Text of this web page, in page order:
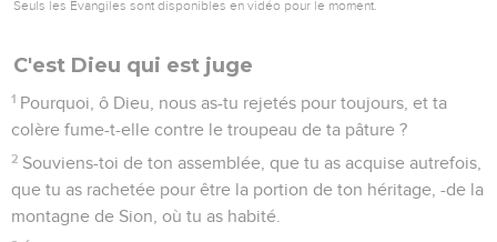
c'est toi qui les as formés.
qu'un peuple insensé a méprisé ton nom.
n'oublie pas à jamais la troupe de tes affligés.
20
Regarde à l'alliance ! Car les lieux ténébreux de la terre